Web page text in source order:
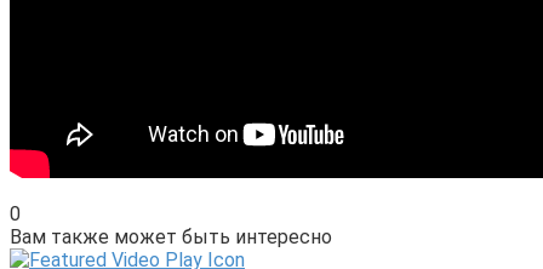
0
Вам также может быть интересно